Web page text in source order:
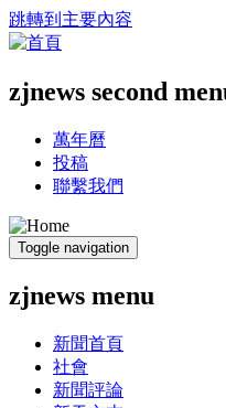
跳轉到主要內容
zjnews second
萬年曆
投稿
聯繫我們
Toggle navigation
zjnews menu
新聞首頁
社會
新聞評論